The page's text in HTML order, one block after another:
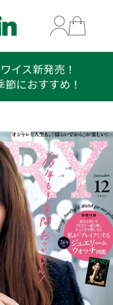
イス新発売！
におすすめ！